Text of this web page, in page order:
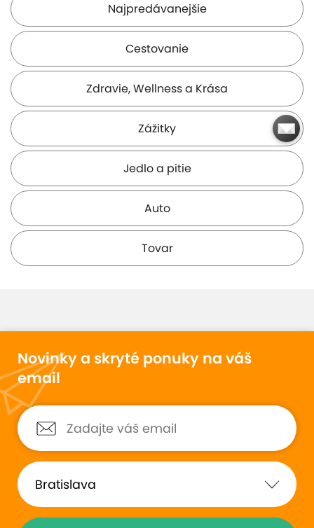
Hrad Červený
Múzeum
( 19 km )
Kráľová pri Senci
Najpredávanejšie
Cestovanie
Zdravie, Wellness a Krása
Zážitky
Jedlo a pitie
Auto
Tovar
Novinky a skryté ponuky na váš
email